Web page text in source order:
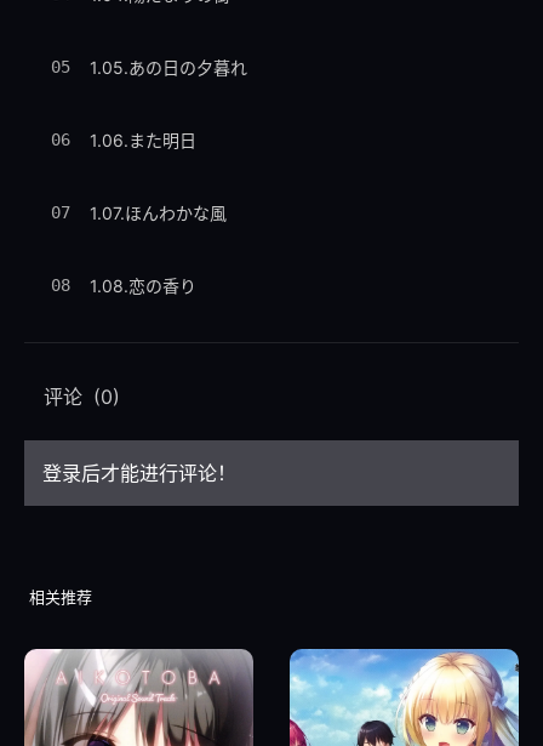
05 1.05.あの日の夕暮れ
06 1.06.また明日
07 1.07.ほんわかな風
08 1.08.恋の香り
11 1.11.友だちがいる
13 1.13.コーヒーを片手に
14 1.14.わるいやつがあらわれた
评论 (0)
登录后才能进行评论！
相关推荐